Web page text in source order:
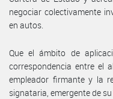
negociar colectivamente
en autos.
Que el ámbito de
correspondencia entre el
empleador firmante y la
signataria, emergente de